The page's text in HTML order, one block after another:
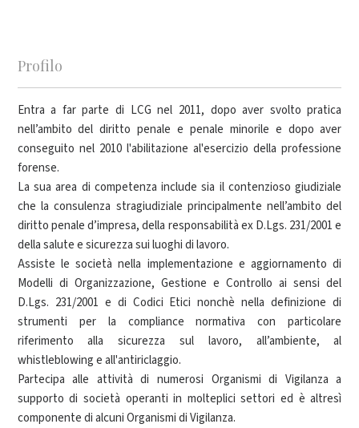
Profilo
Entra a far parte di LCG nel 2011, dopo aver svolto pratica
nell’ambito del diritto penale e penale minorile e dopo aver
conseguito nel 2010 l'abilitazione al'esercizio della professione
forense.
La sua area di competenza include sia il contenzioso giudiziale
che la consulenza stragiudiziale principalmente nell’ambito del
diritto penale d’impresa, della responsabilità ex D.Lgs. 231/2001 e
della salute e sicurezza sui luoghi di lavoro.
Assiste le società nella implementazione e aggiornamento di
Modelli di Organizzazione, Gestione e Controllo ai sensi del
D.Lgs. 231/2001 e di Codici Etici nonchè nella definizione di
strumenti per la compliance normativa con particolare
riferimento alla sicurezza sul lavoro, all’ambiente, al
whistleblowing e all'antiriclaggio.
Partecipa alle attività di numerosi Organismi di Vigilanza a
supporto di società operanti in molteplici settori ed è altresì
componente di alcuni Organismi di Vigilanza.